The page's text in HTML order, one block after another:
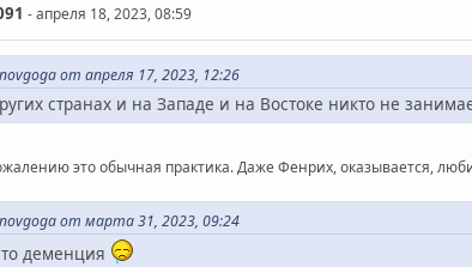
- апреля 18, 2023, 08:59
от апреля 17, 2023, 12:26
странах и на Западе и на Востоке никто не
это обычная практика. Даже Фенрих, оказывается,
от марта 31, 2023, 09:24
деменция